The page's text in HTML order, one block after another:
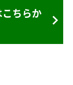
こちらか